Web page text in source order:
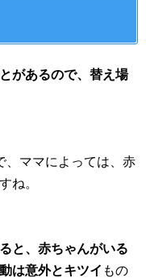
があるので、替え場
、ママによっては、赤
ね。
と、赤ちゃんがいる
は意外とキツイ もの